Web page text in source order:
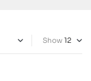
Show